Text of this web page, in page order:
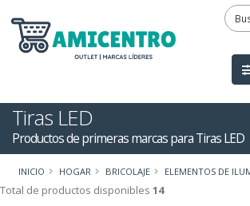
Tiras LED
Productos de primeras marcas para Tiras LED
INICIO HOGAR BRICOLAJE ELEMENTOS DE
Total de productos disponibles 14